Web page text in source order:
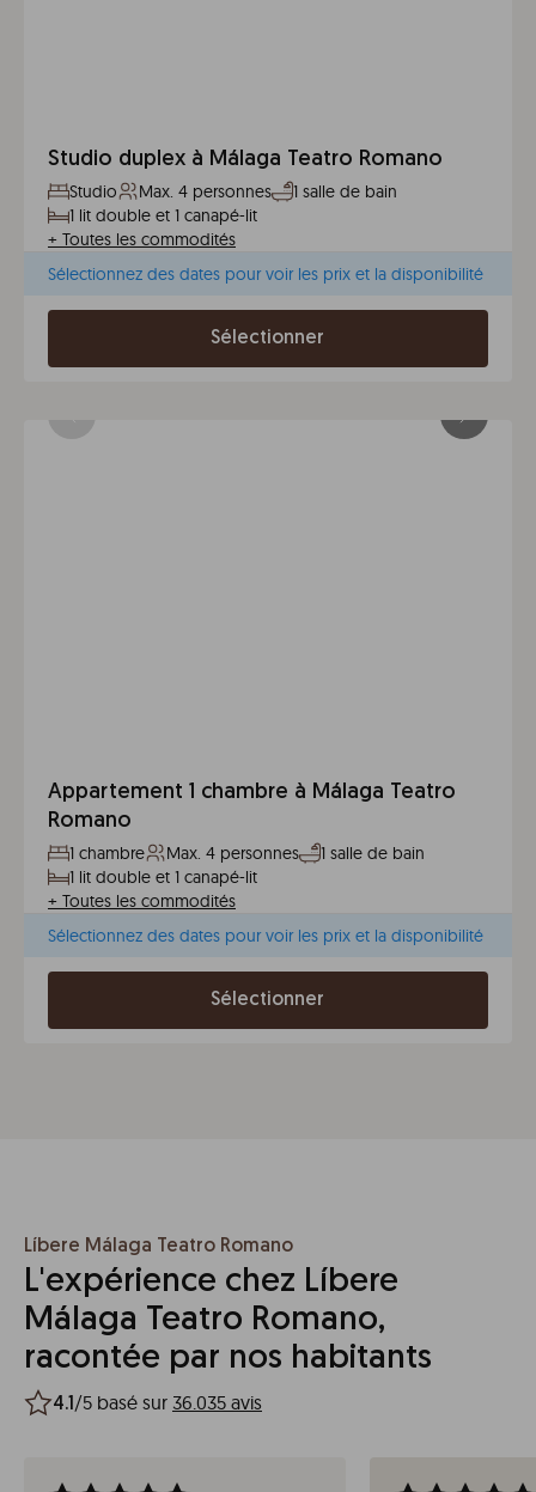
Studio duplex à Málaga Teatro Romano
Studio Max. 4 personnes
1 salle de bain
1 lit double et 1 canapé-lit
+ Toutes les commodités
Sélectionnez des dates pour voir les prix et la disponibilité
Sélectionner
Appartement 1 chambre à Málaga Teatro
Romano
1 chambre Max. 4 personnes
1 salle de bain
1 lit double et 1 canapé-lit
+ Toutes les commodités
Sélectionnez des dates pour voir les prix et la disponibilité
Sélectionner
Líbere Málaga Teatro Romano
L'expérience chez Líbere
Málaga Teatro Romano,
racontée par nos habitants
4.1 /5 basé sur 36.035 avis